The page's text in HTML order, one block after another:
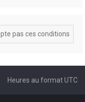
Heures au formatUTC